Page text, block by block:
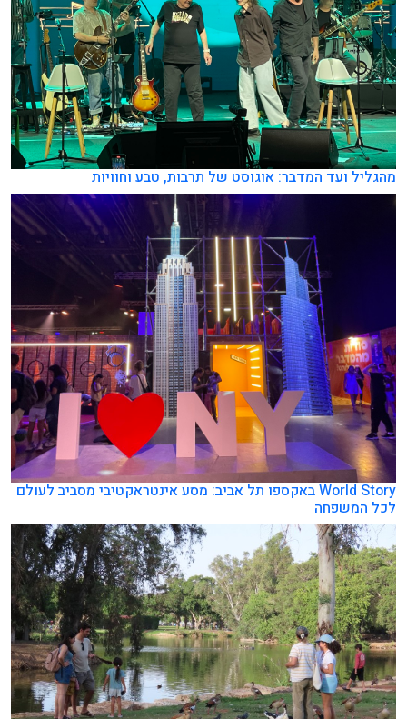
מהגליל ועד המדבר: אוגוסט של תרבות, טבע וחוויות
World Story באקספו תל אביב: מסע אינטראקטיבי מסביב לעולם
לכל המשפחה